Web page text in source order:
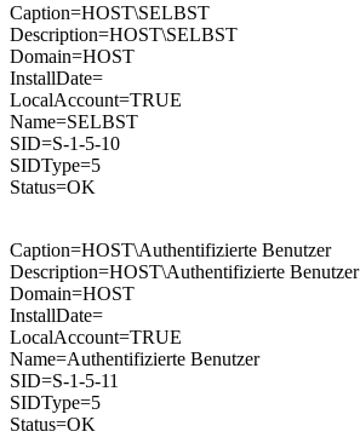
Caption=HOST\SELBST
Description=HOST\SELBST
Domain=HOST
InstallDate=
LocalAccount=TRUE
Name=SELBST
SID=S-1-5-10
SIDType=5
Status=OK
Caption=HOST\Authentifizierte Benutzer
Description=HOST\Authentifizierte Benutzer
Domain=HOST
InstallDate=
LocalAccount=TRUE
Name=Authentifizierte Benutzer
SID=S-1-5-11
SIDType=5
Status=OK